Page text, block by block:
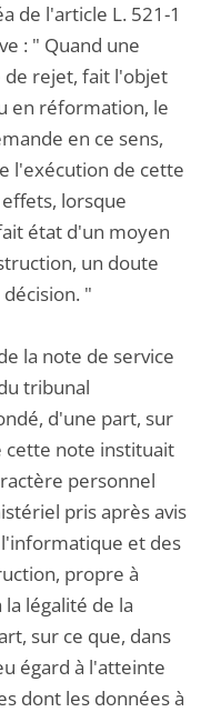
de l'article L. 521-1
: " Quand une
rejet, fait l'objet
en réformation, le
en ce sens,
l'exécution de cette
lorsque
état d'un moyen
un doute
"
la note de service
tribunal
d'une part, sur
cette note instituait
personnel
pris après avis
et des
propre à
légalité de la
sur ce que, dans
égard à l'atteinte
dont les données à